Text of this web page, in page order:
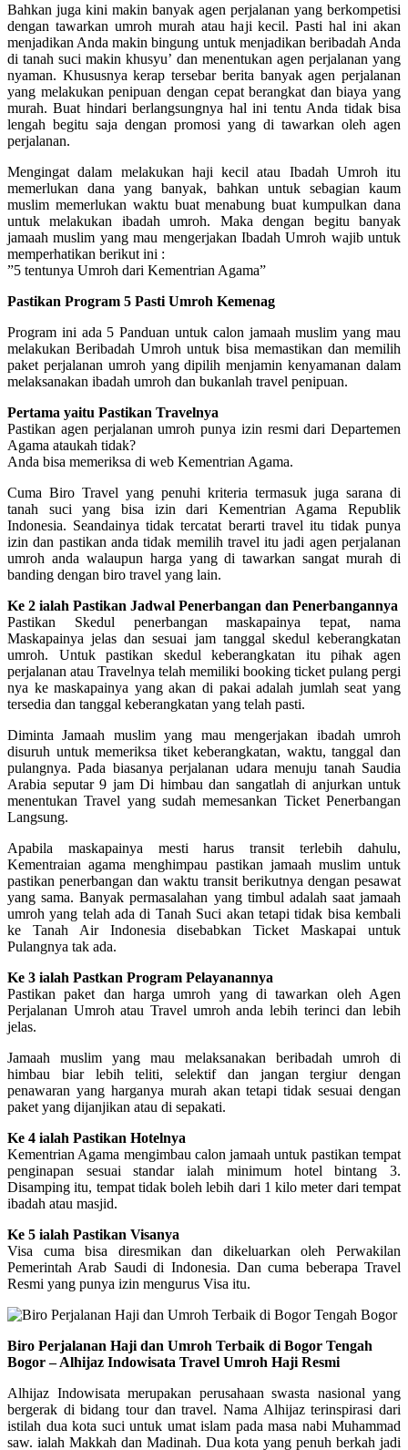
Bahkan juga kini makin banyak agen perjalanan yang berkompetisi
dengan tawarkan umroh murah atau haji kecil. Pasti hal ini akan
menjadikan Anda makin bingung untuk menjadikan beribadah Anda
di tanah suci makin khusyu’ dan menentukan agen perjalanan yang
nyaman. Khususnya kerap tersebar berita banyak agen perjalanan
yang melakukan penipuan dengan cepat berangkat dan biaya yang
murah. Buat hindari berlangsungnya hal ini tentu Anda tidak bisa
lengah begitu saja dengan promosi yang di tawarkan oleh agen
perjalanan.
Mengingat dalam melakukan haji kecil atau Ibadah Umroh itu
memerlukan dana yang banyak, bahkan untuk sebagian kaum
muslim memerlukan waktu buat menabung buat kumpulkan dana
untuk melakukan ibadah umroh. Maka dengan begitu banyak
jamaah muslim yang mau mengerjakan Ibadah Umroh wajib untuk
memperhatikan berikut ini :
”5 tentunya Umroh dari Kementrian Agama”
Pastikan Program 5 Pasti Umroh Kemenag
Program ini ada 5 Panduan untuk calon jamaah muslim yang mau
melakukan Beribadah Umroh untuk bisa memastikan dan memilih
paket perjalanan umroh yang dipilih menjamin kenyamanan dalam
melaksanakan ibadah umroh dan bukanlah travel penipuan.
Pertama yaitu Pastikan Travelnya
Pastikan agen perjalanan umroh punya izin resmi dari Departemen
Agama ataukah tidak?
Anda bisa memeriksa di web Kementrian Agama.
Cuma Biro Travel yang penuhi kriteria termasuk juga sarana di
tanah suci yang bisa izin dari Kementrian Agama Republik
Indonesia. Seandainya tidak tercatat berarti travel itu tidak punya
izin dan pastikan anda tidak memilih travel itu jadi agen perjalanan
umroh anda walaupun harga yang di tawarkan sangat murah di
banding dengan biro travel yang lain.
Ke 2 ialah Pastikan Jadwal Penerbangan dan Penerbangannya
Pastikan Skedul penerbangan maskapainya tepat, nama
Maskapainya jelas dan sesuai jam tanggal skedul keberangkatan
umroh. Untuk pastikan skedul keberangkatan itu pihak agen
perjalanan atau Travelnya telah memiliki booking ticket pulang pergi
nya ke maskapainya yang akan di pakai adalah jumlah seat yang
tersedia dan tanggal keberangkatan yang telah pasti.
Diminta Jamaah muslim yang mau mengerjakan ibadah umroh
disuruh untuk memeriksa tiket keberangkatan, waktu, tanggal dan
pulangnya. Pada biasanya perjalanan udara menuju tanah Saudia
Arabia seputar 9 jam Di himbau dan sangatlah di anjurkan untuk
menentukan Travel yang sudah memesankan Ticket Penerbangan
Langsung.
Apabila maskapainya mesti harus transit terlebih dahulu,
Kementraian agama menghimpau pastikan jamaah muslim untuk
pastikan penerbangan dan waktu transit berikutnya dengan pesawat
yang sama. Banyak permasalahan yang timbul adalah saat jamaah
umroh yang telah ada di Tanah Suci akan tetapi tidak bisa kembali
ke Tanah Air Indonesia disebabkan Ticket Maskapai untuk
Pulangnya tak ada.
Ke 3 ialah Pastkan Program Pelayanannya
Pastikan paket dan harga umroh yang di tawarkan oleh Agen
Perjalanan Umroh atau Travel umroh anda lebih terinci dan lebih
jelas.
Jamaah muslim yang mau melaksanakan beribadah umroh di
himbau biar lebih teliti, selektif dan jangan tergiur dengan
penawaran yang harganya murah akan tetapi tidak sesuai dengan
paket yang dijanjikan atau di sepakati.
Ke 4 ialah Pastikan Hotelnya
Kementrian Agama mengimbau calon jamaah untuk pastikan tempat
penginapan sesuai standar ialah minimum hotel bintang 3.
Disamping itu, tempat tidak boleh lebih dari 1 kilo meter dari tempat
ibadah atau masjid.
Ke 5 ialah Pastikan Visanya
Visa cuma bisa diresmikan dan dikeluarkan oleh Perwakilan
Pemerintah Arab Saudi di Indonesia. Dan cuma beberapa Travel
Resmi yang punya izin mengurus Visa itu.
Biro Perjalanan Haji dan Umroh Terbaik di Bogor Tengah
Bogor – Alhijaz Indowisata Travel Umroh Haji Resmi
Alhijaz Indowisata merupakan perusahaan swasta nasional yang
bergerak di bidang tour dan travel. Nama Alhijaz terinspirasi dari
istilah dua kota suci untuk umat islam pada masa nabi Muhammad
saw. ialah Makkah dan Madinah. Dua kota yang penuh berkah jadi